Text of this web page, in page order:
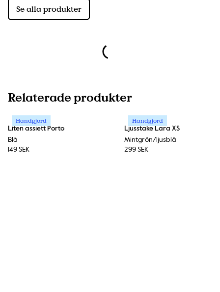
Se alla produkter
Relaterade produkter
Handgjord
Liten assiett Porto
Blå
149 SEK
Handgjord
Ljusstake Lara XS
Mintgrön/ljusblå
299 SEK